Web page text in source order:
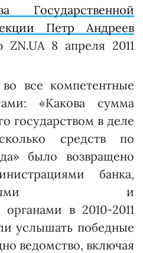
Государственной
Петр Андреев
ZN.UA 8 апреля 2011
все компетентные
«Какова сумма
государством в деле
средств по
было возвращено
банка,
и
в 2010-2011
услышать победные
ведомство, включая